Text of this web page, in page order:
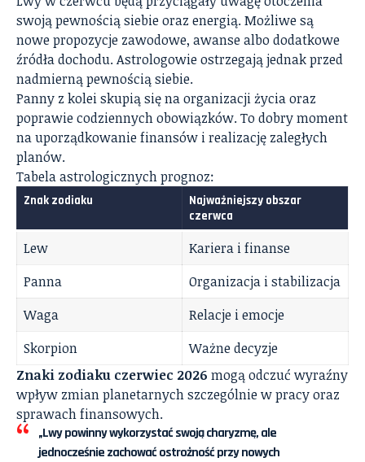
swoją pewnością siebie oraz energią. Możliwe są
nowe propozycje zawodowe, awanse albo dodatkowe
źródła dochodu. Astrologowie ostrzegają jednak przed
nadmierną pewnością siebie.
Panny z kolei skupią się na organizacji życia oraz
poprawie codziennych obowiązków. To dobry moment
na uporządkowanie finansów i realizację zaległych
planów.
Tabela astrologicznych prognoz:
Znak zodiaku
Najważniejszy obszar
czerwca
Lew
Kariera i finanse
Panna
Organizacja i stabilizacja
Waga
Relacje i emocje
Skorpion
Ważne decyzje
Znaki zodiaku czerwiec 2026 mogą odczuć wyraźny
wpływ zmian planetarnych szczególnie w pracy oraz
sprawach finansowych.
„Lwy powinny wykorzystać swoją charyzmę, ale
jednocześnie zachować ostrożność przy nowych